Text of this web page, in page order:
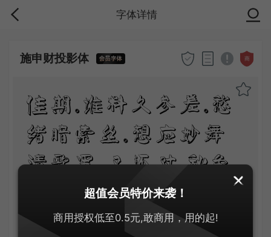
字体详情
施申财投影体 商
佳期。谁料久参差。愁
绪暗萦丝。想应妙舞
清歌罢，又还对、秋色
嗟咨。惟有画楼，当时
明月，两处照相思。
超值会员特价来袭！
商用授权低至0.5元,敢商用，用的起!